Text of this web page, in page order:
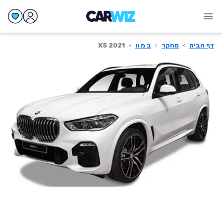
דף הבית › מחקר › ב מ וו ›
X5 2021